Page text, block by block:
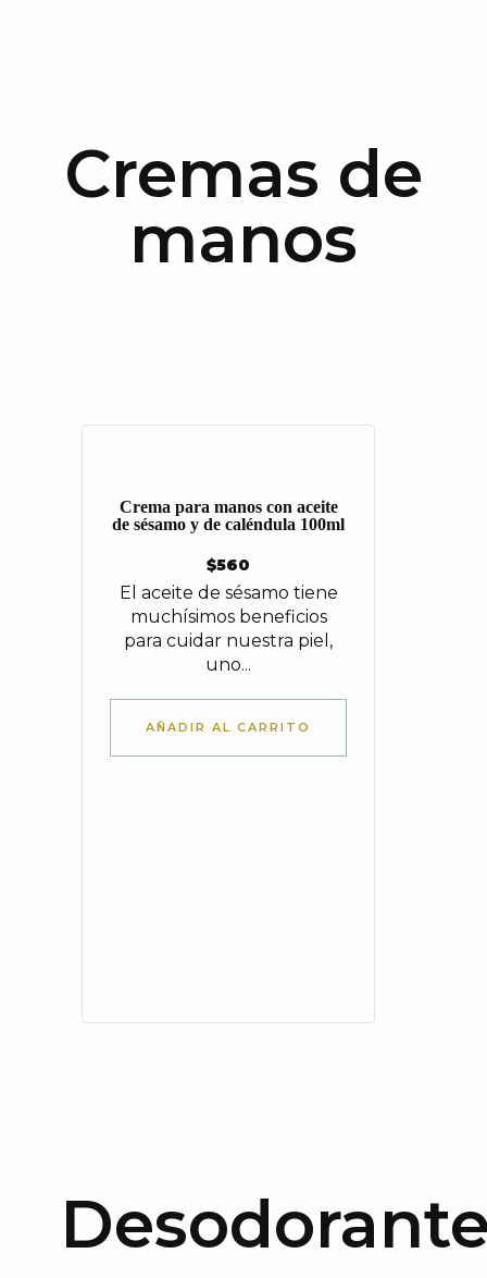
Cremas de
manos
Crema para manos con aceite
de sésamo y de caléndula 100ml
$560
El aceite de sésamo tiene
muchísimos beneficios
para cuidar nuestra piel,
uno...
AÑADIR AL CARRITO